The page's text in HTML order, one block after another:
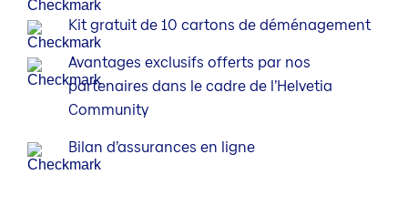
Kit gratuit de 10 cartons de déménagement
Avantages exclusifs offerts par nos
partenaires dans le cadre de l’Helvetia
Community
Bilan d’assurances en ligne